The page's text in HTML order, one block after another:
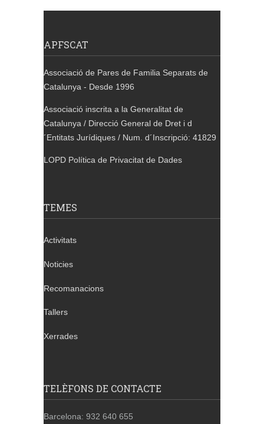
APFSCAT
Associació de Pares de Familia Separats de
Catalunya - Desde 1996
Associació inscrita a la Generalitat de
Catalunya / Direcció General de Dret i d
´Entitats Jurídiques / Num. d´Inscripció: 41829
LOPD Política de Privacitat de Dades
TEMES
Activitats
Noticies
Recomanacions
Tallers
Xerrades
TELÈFONS DE CONTACTE
Barcelona: 932 640 655